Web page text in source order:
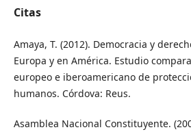
Citas
Amaya, T. (2012). Democracia y
Europa y en América. Estudio
europeo e iberoamericano de
humanos. Córdova: Reus.
Asamblea Nacional Constituyente.